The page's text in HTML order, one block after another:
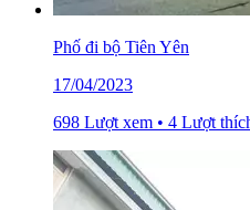
Phố đi bộ Tiên Yên
17/04/2023
698 Lượt xem • 4 Lượt